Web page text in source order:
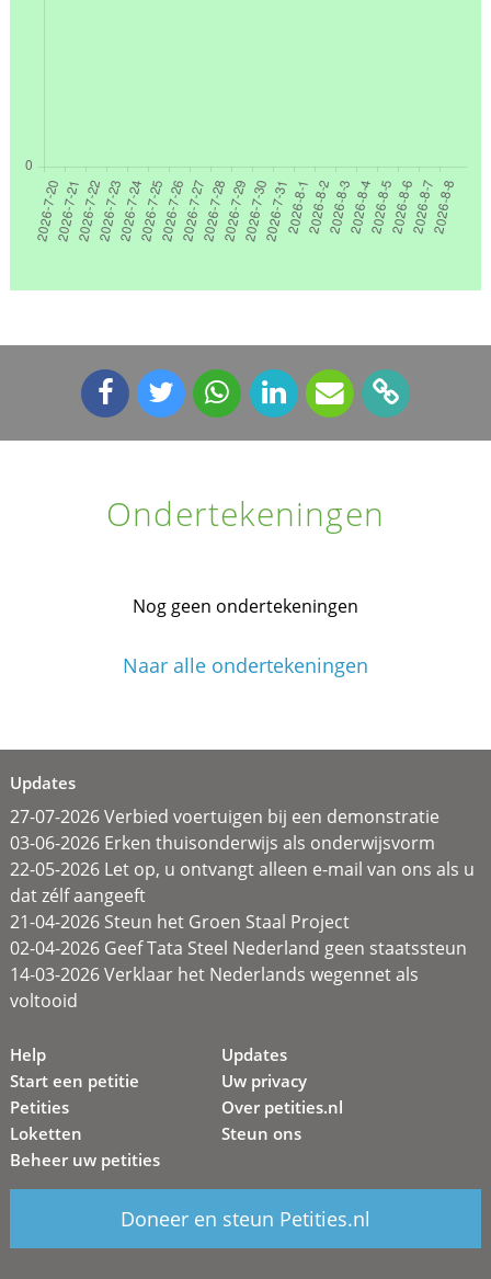
Ondertekeningen
Nog geen ondertekeningen
Naar alle ondertekeningen
Updates
27-07-2026 Verbied voertuigen bij een demonstratie
03-06-2026 Erken thuisonderwijs als onderwijsvorm
22-05-2026 Let op, u ontvangt alleen e-mail van ons als u
dat zélf aangeeft
21-04-2026 Steun het Groen Staal Project
02-04-2026 Geef Tata Steel Nederland geen staatssteun
14-03-2026 Verklaar het Nederlands wegennet als
voltooid
Help
Start een petitie
Petities
Loketten
Beheer uw petities
Updates
Uw privacy
Over petities.nl
Steun ons
Doneer en steun Petities.nl